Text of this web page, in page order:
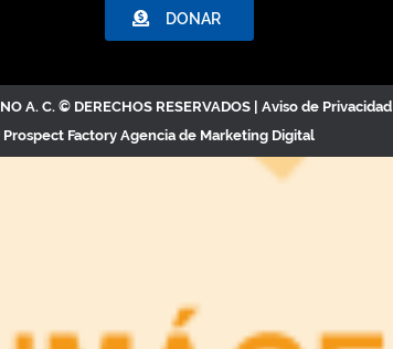
DONAR
A. C. © DERECHOS RESERVADOS | Aviso de Privacidad
Factory Agencia de Marketing Digital